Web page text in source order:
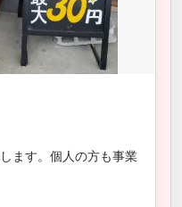
ます。個人の方も事業